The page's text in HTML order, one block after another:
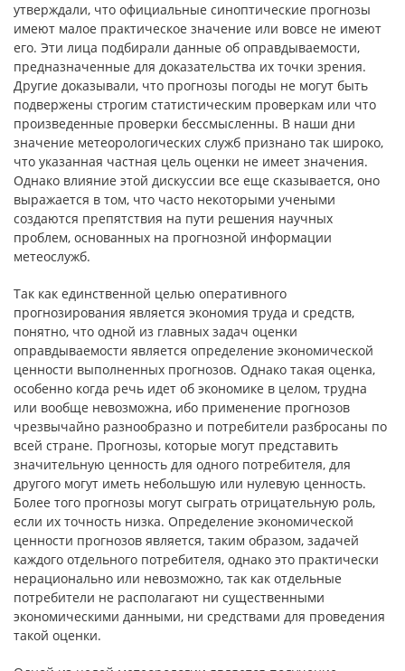
утверждали, что официальные синоптические прогнозы
имеют малое практическое значение или вовсе не имеют
его. Эти лица подбирали данные об оправдываемости,
предназначенные для доказательства их точки зрения.
Другие доказывали, что прогнозы погоды не могут быть
подвержены строгим статистическим проверкам или что
произведенные проверки бессмысленны. В наши дни
значение метеорологических служб признано так широко,
что указанная частная цель оценки не имеет значения.
Однако влияние этой дискуссии все еще сказывается, оно
выражается в том, что часто некоторыми учеными
создаются препятствия на пути решения научных
проблем, основанных на прогнозной информации
метеослужб.
Так как единственной целью оперативного
прогнозирования является экономия труда и средств,
понятно, что одной из главных задач оценки
оправдываемости является определение экономической
ценности выполненных прогнозов. Однако такая оценка,
особенно когда речь идет об экономике в целом, трудна
или вообще невозможна, ибо применение прогнозов
чрезвычайно разнообразно и потребители разбросаны по
всей стране. Прогнозы, которые могут представить
значительную ценность для одного потребителя, для
другого могут иметь небольшую или нулевую ценность.
Более того прогнозы могут сыграть отрицательную роль,
если их точность низка. Определение экономической
ценности прогнозов является, таким образом, задачей
каждого отдельного потребителя, однако это практически
нерационально или невозможно, так как отдельные
потребители не располагают ни существенными
экономическими данными, ни средствами для проведения
такой оценки.